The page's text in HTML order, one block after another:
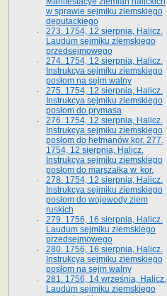
w sprawie sejmiku ziemskiego
deputackiego
273. 1754, 12 sierpnia, Halicz.
Laudum sejmiku ziemskiego
przedsejmowego
274. 1754, 12 sierpnia, Halicz.
Instrukcya sejmiku ziemskiego
posłom na sejm walny
275. 1754, 12 sierpnia, Halicz.
Instrukcya sejmiku ziemskiego
posłom do prymasa
276. 1754, 12 sierpnia, Halicz.
Instrukcya sejmiku ziemskiego
posłom do hetmanów kor. 277.
1754, 12 sierpnia, Halicz.
Instrukcya sejmiku ziemskiego
posłom do marszałka w. kor.
278. 1754, 12 sierpnia, Halicz.
Instrukcya sejmiku ziemskiego
posłom do wojewody ziem
ruskich
279. 1756, 16 sierpnia, Halicz.
Laudum sejmiku ziemskiego
przedsejmowego
280. 1756, 16 sierpnia, Halicz.
Instrukcya sejmiku ziemskiego
posłom na sejm walny
281. 1756, 14 września, Halicz.
Laudum sejmiku ziemskiego